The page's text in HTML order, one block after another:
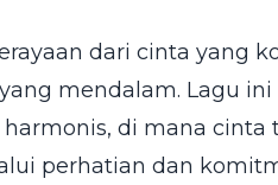
dari cinta yang
mendalam. Lagu
di mana cinta
perhatian dan